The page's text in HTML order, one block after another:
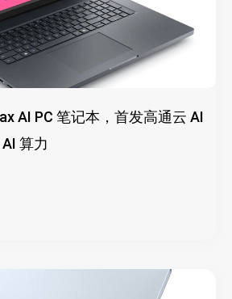
AI PC 笔记本，首发高通云 AI
算力